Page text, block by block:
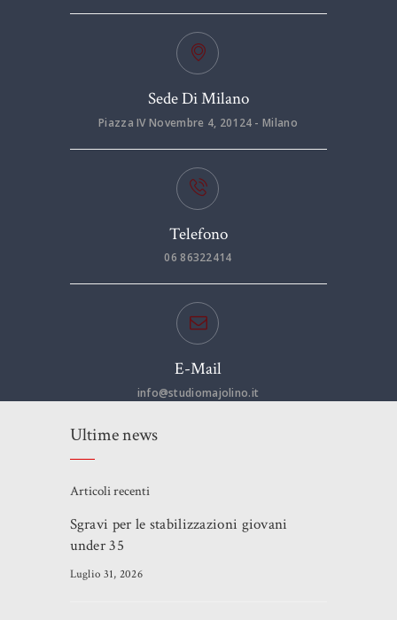
Sede Di Milano
Piazza IV Novembre 4, 20124 - Milano
Telefono
06 86322414
E-Mail
info@studiomajolino.it
Ultime news
Articoli recenti
Sgravi per le stabilizzazioni giovani
under 35
Luglio 31, 2026